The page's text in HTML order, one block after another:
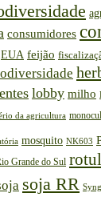
consumidores
EUA feijão
lobby milho
da agricultura
mosquito NK603
Grande do Sul
soja RR